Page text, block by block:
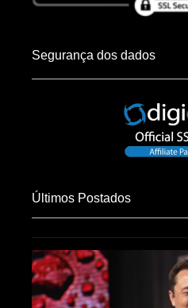
Segurança dos dados
Últimos Postados